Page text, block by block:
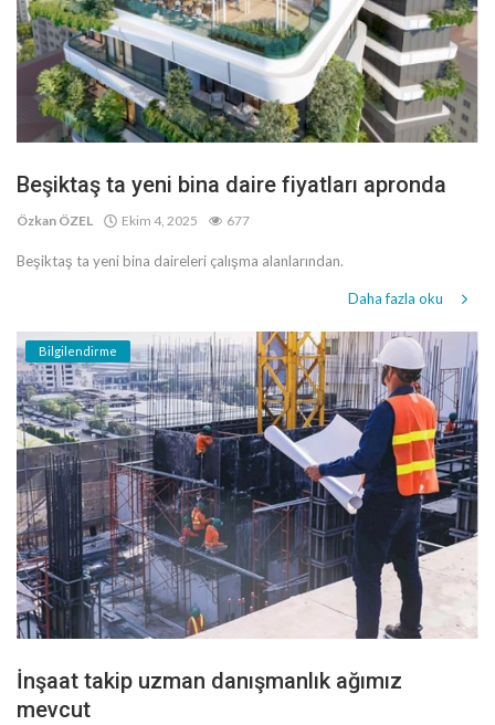
Beşiktaş ta yeni bina daire fiyatları apronda
Özkan ÖZEL Ekim 4, 2025 677
Beşiktaş ta yeni bina daireleri çalışma alanlarından.
Daha fazla oku
Bilgilendirme
İnşaat takip uzman danışmanlık ağımız
mevcut